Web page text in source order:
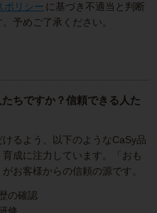
ポリシー に基づき不適当と判断
予めご了承ください。
ちですか？信頼できる人た
るよう、以下のようなCaSy品
成に注力しています。「おも
お客様からの信頼の源です。
の確認